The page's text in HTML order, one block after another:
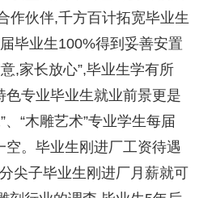
作伙伴,千方百计拓宽毕业生
毕业生100%得到妥善安置
,家长放心”,毕业生学有所
专业毕业生就业前景更是
“木雕艺术”专业学生每届
。毕业生刚进厂工资待遇
尖子毕业生刚进厂月薪就可